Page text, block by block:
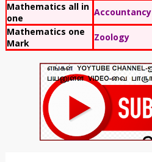
Mathematics all in
one
Accountancy
Mathematics one
Mark
Zoology